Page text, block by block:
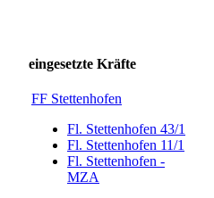
eingesetzte Kräfte
FF Stettenhofen
Fl. Stettenhofen 43/1
Fl. Stettenhofen 11/1
Fl. Stettenhofen -
MZA